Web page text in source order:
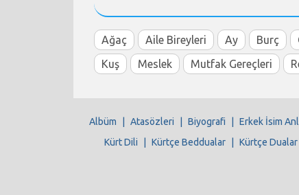
Ağaç Aile Bireyleri Ay Burç
Kuş
Meslek Mutfak Gereçleri
Albüm Atasözleri Biyografi Erkek İsim
Kürt Dili
Kürtçe Beddualar Kürtçe Dualar